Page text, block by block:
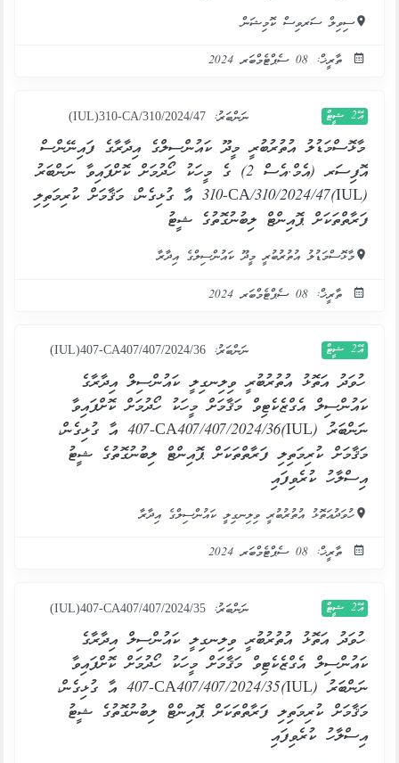
ސިވިލް ސަރވިސް ކޮމިޝަން
ތާރީޚް: 08 ސެޕްޓެމްބަރ 2024
އޭ2 ޝީޓް ނަންބަރު: (IUL)310-CA/310/2024/47
މާޅޮސްމަޑުލު އުތުރުބުރީ މީދޫ ކައުންސިލްގެ އިދާރާގެ ފައިނޭންސް
އޮފިސަރ (އެމް.އެސް 2) ގެ މީހަކު ހޯދުމަށް ކޮށްފައިވާ ނަންބަރު
(IUL)310-CA/310/2024/47 އާ ގުޅިގެން، މަޤާމަށް ކުރިމަތިލި
ފަރާތްތަކަށް ޕޮއިންޓް ލިބުނުގޮތުގެ ޝީޓު
މާޅޮސްމަޑުލު އުތުރުބުރީ މީދޫ ކައުންސިލްގެ އިދާރާ
ތާރީޚް: 08 ސެޕްޓެމްބަރ 2024
އޭ2 ޝީޓް ނަންބަރު: (IUL)407-CA407/407/2024/36
ހުވަދު އަތޮޅު އުތުރުބުރީ ވިލިނގިލީ ކައުންސިލް އިދާރާގެ
ކައުންސިލް އެގްޒެކެޓިވް މަޤާމަށް މީހަކު ހޯދުމަށް ކޮށްފައިވާ
ނަންބަރު (IUL)407-CA407/407/2024/36 އާ ގުޅިގެން،
މަޤާމަށް ކުރިމަތިލި ފަރާތްތަކަށް ޕޮއިންޓް ލިބުނުގޮތުގެ ޝީޓު
އިސްލާހު ކުރެވިފައި
ހުވަދުއަތޮޅު އުތުރުބުރީ ވިލިނގިލީ ކައުންސިލްގެ އިދާރާ
ތާރީޚް: 08 ސެޕްޓެމްބަރ 2024
އޭ2 ޝީޓް ނަންބަރު: (IUL)407-CA407/407/2024/35
ހުވަދު އަތޮޅު އުތުރުބުރީ ވިލިނގިލީ ކައުންސިލް އިދާރާގެ
ކައުންސިލް އެގްޒެކެޓިވް މަޤާމަށް މީހަކު ހޯދުމަށް ކޮށްފައިވާ
ނަންބަރު (IUL)407-CA407/407/2024/35 އާ ގުޅިގެން،
މަޤާމަށް ކުރިމަތިލި ފަރާތްތަކަށް ޕޮއިންޓް ލިބުނުގޮތުގެ ޝީޓު
އިސްލާހު ކުރެވިފައި